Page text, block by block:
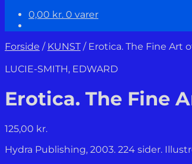
0,00 kr. 0 varer
Forside / KUNST / Erotica. The Fine Art
LUCIE-SMITH, EDWARD
Erotica. The Fine
125,00 kr.
Hydra Publishing, 2003. 224 sider.